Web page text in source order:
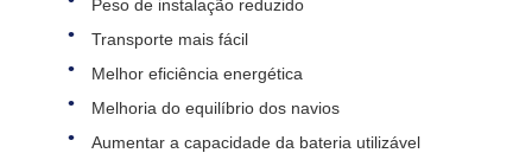
Peso de instalação reduzido
Transporte mais fácil
Melhor eficiência energética
Melhoria do equilíbrio dos navios
Aumentar a capacidade da bateria utilizável